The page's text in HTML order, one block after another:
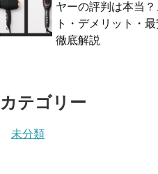
ヤーの評判は本当？
ト・デメリット・
徹底解説
カテゴリー
未分類